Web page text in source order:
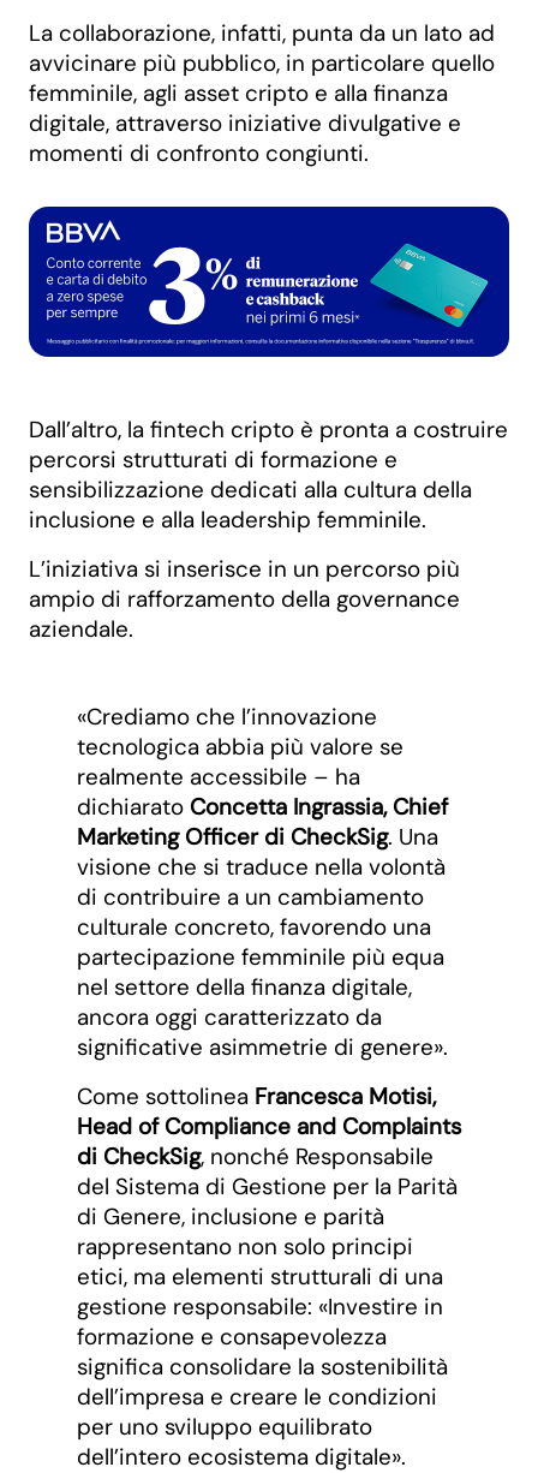
La collaborazione, infatti, punta da un lato ad
avvicinare più pubblico, in particolare quello
femminile, agli asset cripto e alla finanza
digitale, attraverso iniziative divulgative e
momenti di confronto congiunti.
Dall’altro, la fintech cripto è pronta a costruire
percorsi strutturati di formazione e
sensibilizzazione dedicati alla cultura della
inclusione e alla leadership femminile.
L’iniziativa si inserisce in un percorso più
ampio di rafforzamento della governance
aziendale.
«Crediamo che l’innovazione
tecnologica abbia più valore se
realmente accessibile – ha
dichiarato Concetta Ingrassia, Chief
Marketing Officer di CheckSig. Una
visione che si traduce nella volontà
di contribuire a un cambiamento
culturale concreto, favorendo una
partecipazione femminile più equa
nel settore della finanza digitale,
ancora oggi caratterizzato da
significative asimmetrie di genere».
Come sottolinea Francesca Motisi,
Head of Compliance and Complaints
di CheckSig, nonché Responsabile
del Sistema di Gestione per la Parità
di Genere, inclusione e parità
rappresentano non solo principi
etici, ma elementi strutturali di una
gestione responsabile: «Investire in
formazione e consapevolezza
significa consolidare la sostenibilità
dell’impresa e creare le condizioni
per uno sviluppo equilibrato
dell’intero ecosistema digitale».